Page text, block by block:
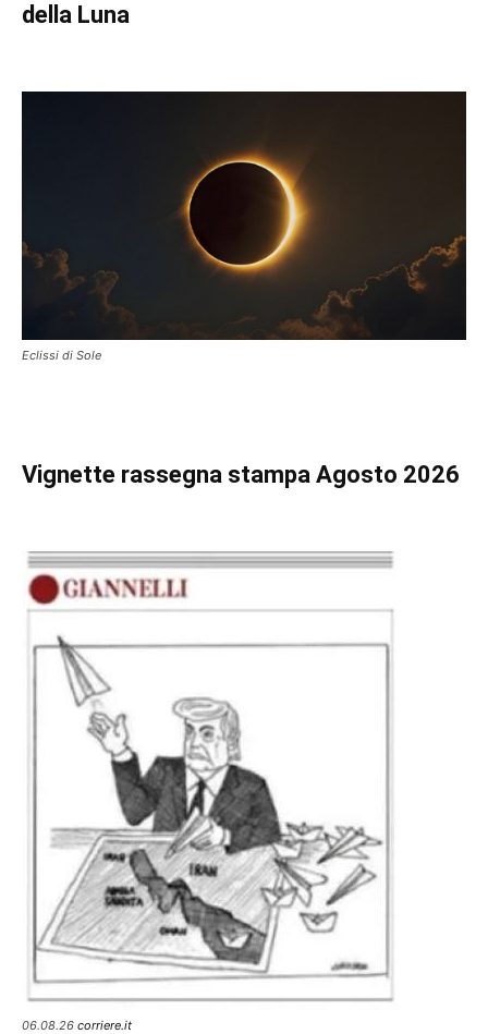
della Luna
Eclissi di Sole
Vignette rassegna stampa Agosto 2026
06.08.26 corriere.it